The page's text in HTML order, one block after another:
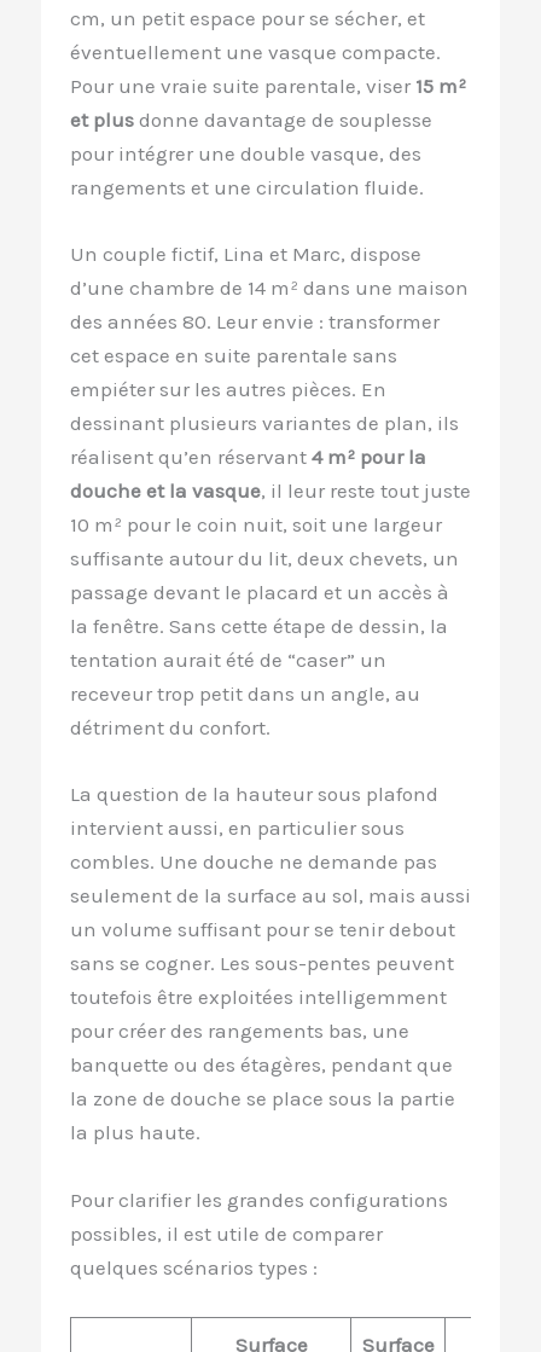
cm, un petit espace pour se sécher, et
éventuellement une vasque compacte.
Pour une vraie suite parentale, viser 15 m²
et plus donne davantage de souplesse
pour intégrer une double vasque, des
rangements et une circulation fluide.
Un couple fictif, Lina et Marc, dispose
d’une chambre de 14 m² dans une maison
des années 80. Leur envie : transformer
cet espace en suite parentale sans
empiéter sur les autres pièces. En
dessinant plusieurs variantes de plan, ils
réalisent qu’en réservant 4 m² pour la
douche et la vasque, il leur reste tout juste
10 m² pour le coin nuit, soit une largeur
suffisante autour du lit, deux chevets, un
passage devant le placard et un accès à
la fenêtre. Sans cette étape de dessin, la
tentation aurait été de “caser” un
receveur trop petit dans un angle, au
détriment du confort.
La question de la hauteur sous plafond
intervient aussi, en particulier sous
combles. Une douche ne demande pas
seulement de la surface au sol, mais aussi
un volume suffisant pour se tenir debout
sans se cogner. Les sous-pentes peuvent
toutefois être exploitées intelligemment
pour créer des rangements bas, une
banquette ou des étagères, pendant que
la zone de douche se place sous la partie
la plus haute.
Pour clarifier les grandes configurations
possibles, il est utile de comparer
quelques scénarios types :
Surface Surface